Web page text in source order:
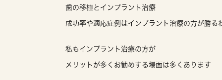
歯の移植とインプラント治療
成功率や適応症例はインプラント治療の方が勝る
私もインプラント治療の方が
メリットが多くお勧めする場面は多くあります